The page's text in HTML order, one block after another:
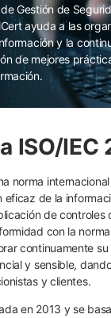
Gestión de
ayuda a las
y la
de mejores
ISO/IEC
norma
eficaz de la
de controles
con la
continuamente
y sensible,
y clientes.
en 2013 y se